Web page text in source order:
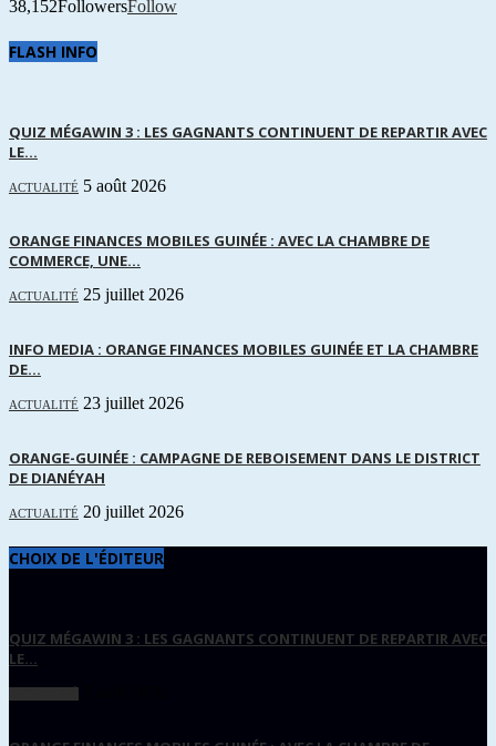
38,152FollowersFollow
FLASH INFO
QUIZ MÉGAWIN 3 : LES GAGNANTS CONTINUENT DE REPARTIR AVEC
LE...
ACTUALITÉ 5 août 2026
ORANGE FINANCES MOBILES GUINÉE : AVEC LA CHAMBRE DE
COMMERCE, UNE...
ACTUALITÉ 25 juillet 2026
INFO MEDIA : ORANGE FINANCES MOBILES GUINÉE ET LA CHAMBRE
DE...
ACTUALITÉ 23 juillet 2026
ORANGE-GUINÉE : CAMPAGNE DE REBOISEMENT DANS LE DISTRICT
DE DIANÉYAH
ACTUALITÉ 20 juillet 2026
CHOIX DE L'ÉDITEUR
QUIZ MÉGAWIN 3 : LES GAGNANTS CONTINUENT DE REPARTIR AVEC
LE...